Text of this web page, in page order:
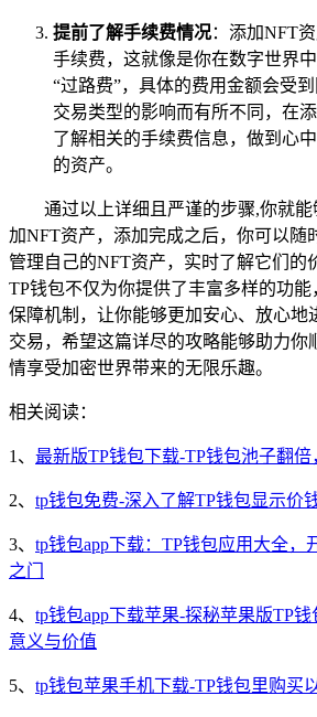
提前了解手续费情况：添加NFT
手续费，这就像是你在数字世界
“过路费”，具体的费用金额会受
交易类型的影响而有所不同，在
了解相关的手续费信息，做到心
的资产。
通过以上详细且严谨的步骤,你就
加NFT资产，添加完成之后，你可以随
管理自己的NFT资产，实时了解它们的
TP钱包不仅为你提供了丰富多样的功
保障机制，让你能够更加安心、放心地
交易，希望这篇详尽的攻略能够助力你
情享受加密世界带来的无限乐趣。
相关阅读：
1、 最新版TP钱包下载-TP钱包池子翻
2、 tp钱包免费-深入了解TP钱包显示价
3、 tp钱包app下载：TP钱包应用大全，
之门
4、 tp钱包app下载苹果-探秘苹果版TP
意义与价值
5、 tp钱包苹果手机下载-TP钱包里购买